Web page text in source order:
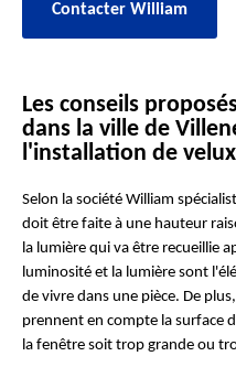
Contacter William
Les conseils
dans la ville de
l'installation de velux
Selon la société William
doit être faite à une hauteur
la lumière qui va être recueillie
luminosité et la lumière sont
de vivre dans une pièce. De
prennent en compte la surface
la fenêtre soit trop grande ou